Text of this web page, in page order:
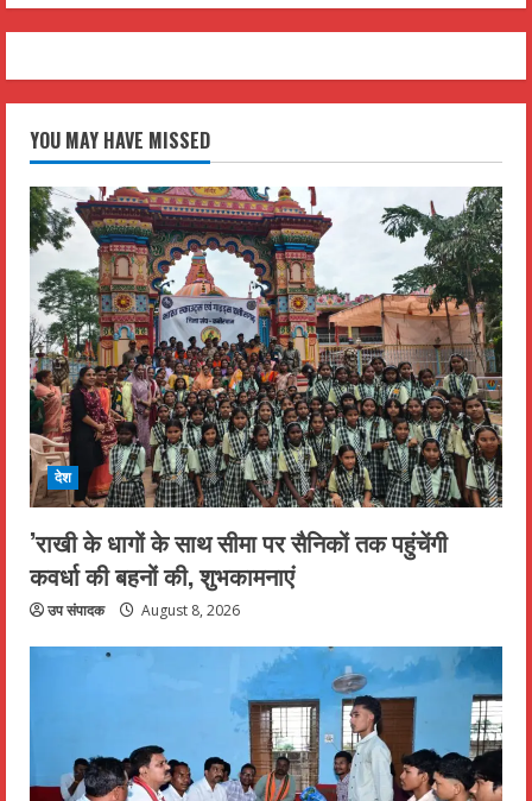
YOU MAY HAVE MISSED
देश
’राखी के धागों के साथ सीमा पर सैनिकों तक पहुंचेंगी
कवर्धा की बहनों की, शुभकामनाएं
उप संपादक August 8, 2026